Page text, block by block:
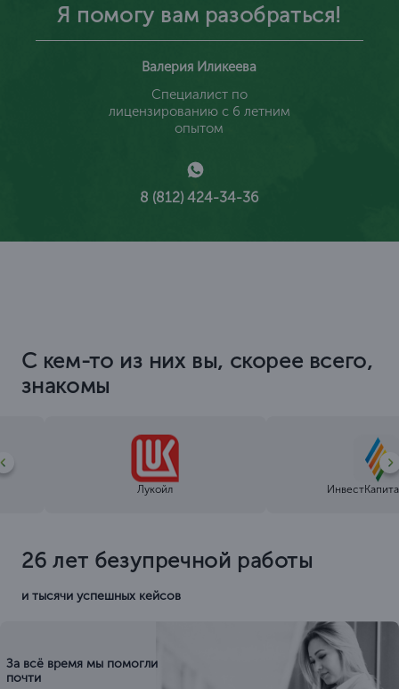
Я помогу вам разобраться!
Валерия Иликеева
Специалист по
лицензированию с 6 летним
опытом
8 (812) 424-34-36
С кем-то из них вы, скорее всего,
знакомы
Лукойл
26 лет безупречной работы
и тысячи успешных кейсов
За всё время мы помогли
почти